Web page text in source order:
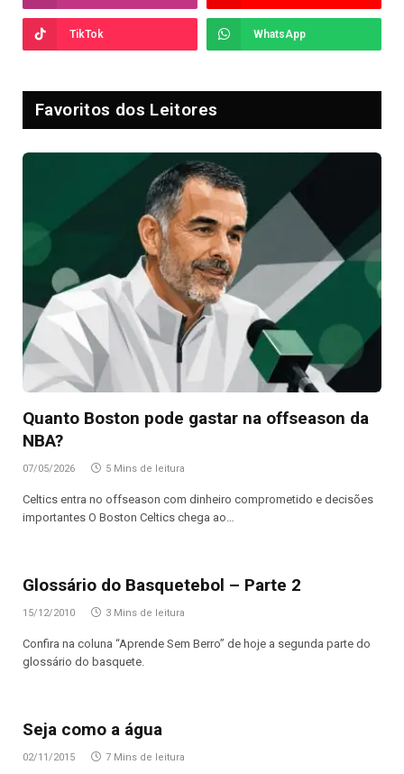
TikTok WhatsApp
Favoritos dos Leitores
Quanto Boston pode gastar na offseason da
NBA?
07/05/2026 5 Mins de leitura
Celtics entra no offseason com dinheiro comprometido e decisões
importantes O Boston Celtics chega ao…
Glossário do Basquetebol – Parte 2
15/12/2010 3 Mins de leitura
Confira na coluna “Aprende Sem Berro” de hoje a segunda parte do
glossário do basquete.
Seja como a água
02/11/2015 7 Mins de leitura